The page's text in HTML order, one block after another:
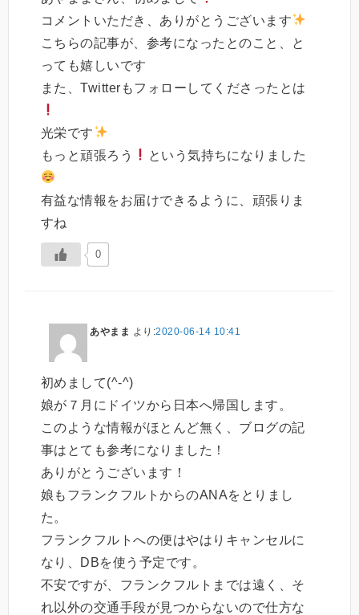
コメントいただき、ありがとうございます
こちらの記事が、参考になったとのこと、と
っても嬉しいです
また、Twitterもフォローしてくださったとは
光栄です
もっと頑張ろう
という気持ちになりました
有益な情報をお届けできるように、頑張りま
すね
0
あやまま より:2020-06-14 10:41
初めまして(^-^)
娘が７月にドイツから日本へ帰国します。
このような情報がほとんど無く、ブログの記
事はとても参考になりました！
ありがとうございます！
娘もフランクフルトからのANAをとりまし
た。
フランクフルトへの便はやはりキャンセルに
なり、DBを使う予定です。
不安ですが、フランクフルトまでは遠く、そ
れ以外の交通手段が見つからないので仕方な